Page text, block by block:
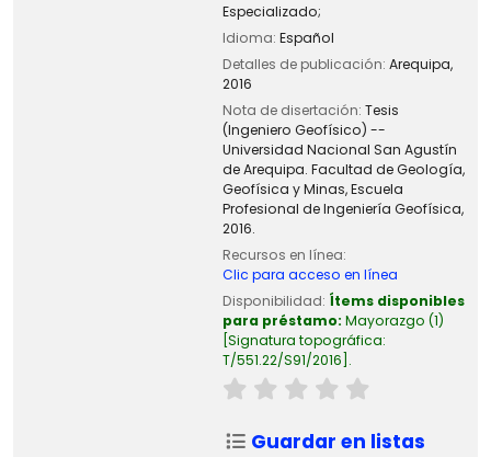
Especializado;
Idioma: Español
Detalles de publicación: Arequipa,
2016
Nota de disertación: Tesis
(Ingeniero Geofísico) --
Universidad Nacional San Agustín
de Arequipa. Facultad de Geología,
Geofísica y Minas, Escuela
Profesional de Ingeniería Geofísica,
2016.
Recursos en línea:
Clic para acceso en línea
Disponibilidad: Ítems disponibles
para préstamo: Mayorazgo (1)
Signatura topográfica:
T/551.22/S91/2016 .
Guardar en listas